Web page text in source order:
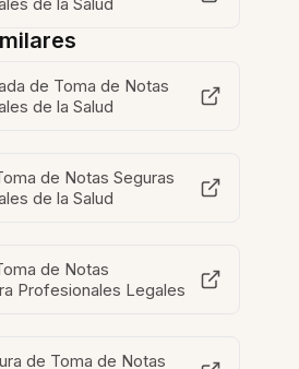
de Toma de Notas
de la Salud
de Notas Seguras
de la Salud
de Notas
Profesionales Legales
de Toma de Notas